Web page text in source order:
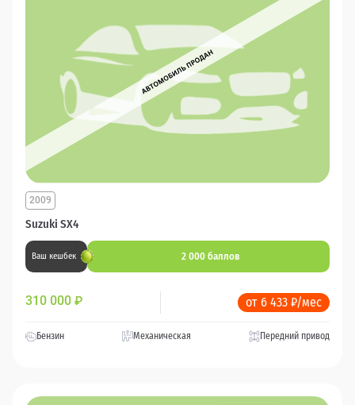
Suzuki SX4
2009
Ваш кешбек 2 000 баллов
310 000 ₽ от 6 433 ₽/мес
Бензин Механическая Передний привод